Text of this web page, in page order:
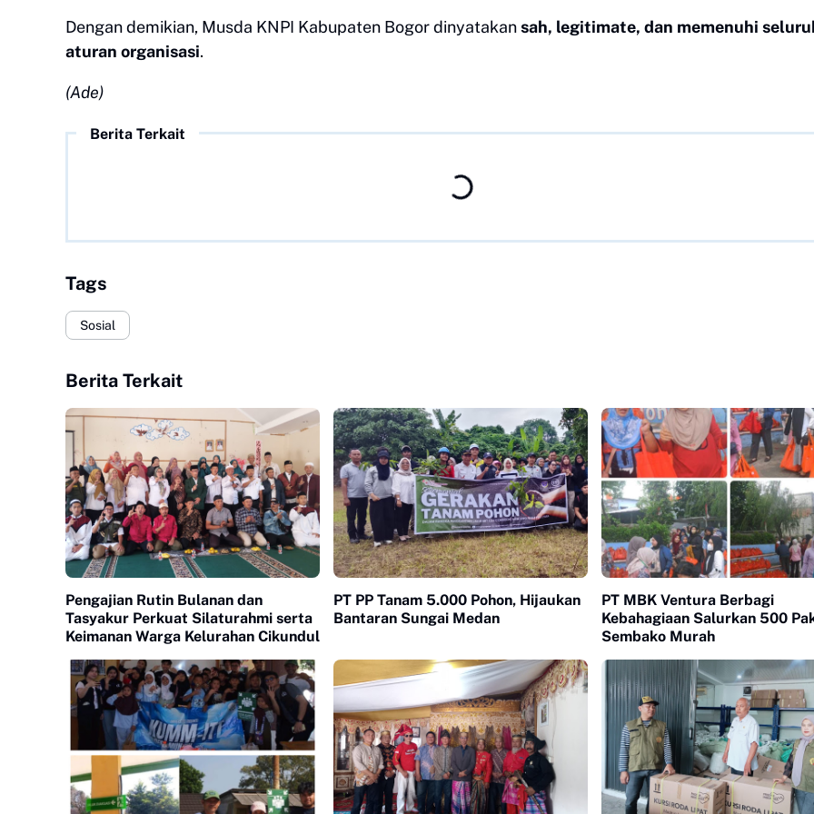
Dengan demikian, Musda KNPI Kabupaten Bogor dinyatakansah, legitimate, dan memenuhi
aturan organisasi.
(Ade)
Berita Terkait
Tags
Sosial
Berita Terkait
Pengajian Rutin Bulanan dan
Tasyakur Perkuat Silaturahmi serta
Keimanan Warga Kelurahan Cikundul
PT PP Tanam 5.000 Pohon, Hijaukan
Bantaran Sungai Medan
PT MBK Ventura Berbagi
Kebahagiaan Salurkan 500
Sembako Murah